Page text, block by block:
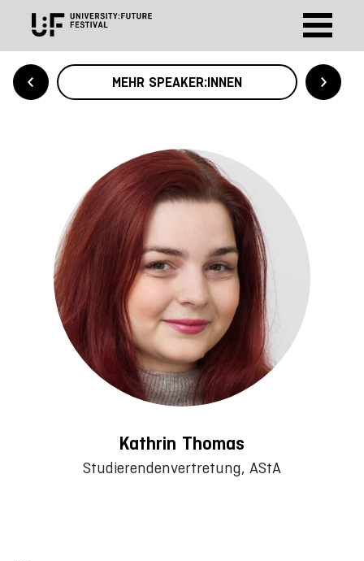
MEHR SPEAKER:INNEN
Kathrin Thomas
Studierendenvertretung, AStA